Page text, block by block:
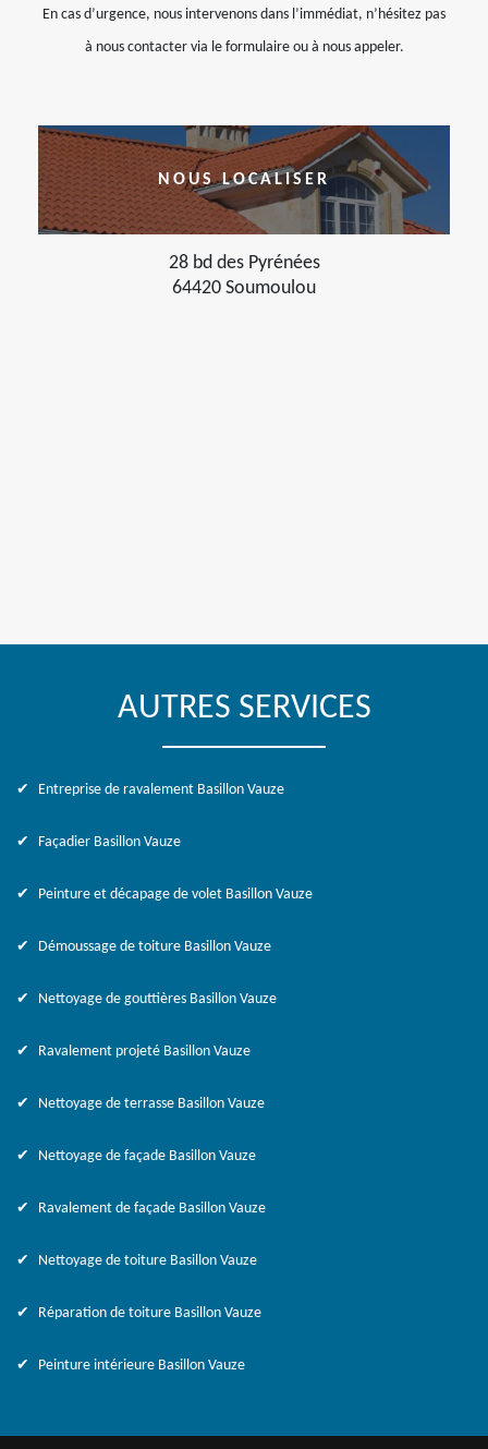
En cas d’urgence, nous intervenons dans l’immédiat, n’hésitez pas
à nous contacter via le formulaire ou à nous appeler.
NOUS LOCALISER
28 bd des Pyrénées
64420 Soumoulou
AUTRES SERVICES
Entreprise de ravalement Basillon Vauze
Façadier Basillon Vauze
Peinture et décapage de volet Basillon Vauze
Démoussage de toiture Basillon Vauze
Nettoyage de gouttières Basillon Vauze
Ravalement projeté Basillon Vauze
Nettoyage de terrasse Basillon Vauze
Nettoyage de façade Basillon Vauze
Ravalement de façade Basillon Vauze
Nettoyage de toiture Basillon Vauze
Réparation de toiture Basillon Vauze
Peinture intérieure Basillon Vauze